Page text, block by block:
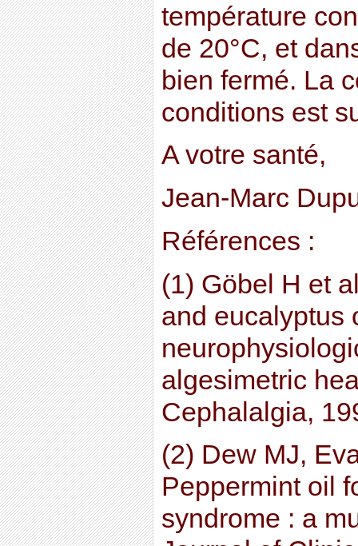
température
de 20°C, et
bien fermé. La
conditions est
A votre santé,
Jean-Marc
Références :
(1) Göbel H et
and eucalyptus
algesimetric
Cephalalgia,
(2) Dew MJ,
Peppermint oil
syndrome : a